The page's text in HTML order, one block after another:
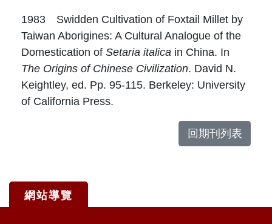
1983 Swidden Cultivation of Foxtail Millet by
Taiwan Aborigines: A Cultural Analogue of the
Domestication of Setaria italica in China. In
The Origins of Chinese Civilization. David N.
Keightley, ed. Pp. 95-115. Berkeley: University
of California Press.
回期刊列表
網站導覽